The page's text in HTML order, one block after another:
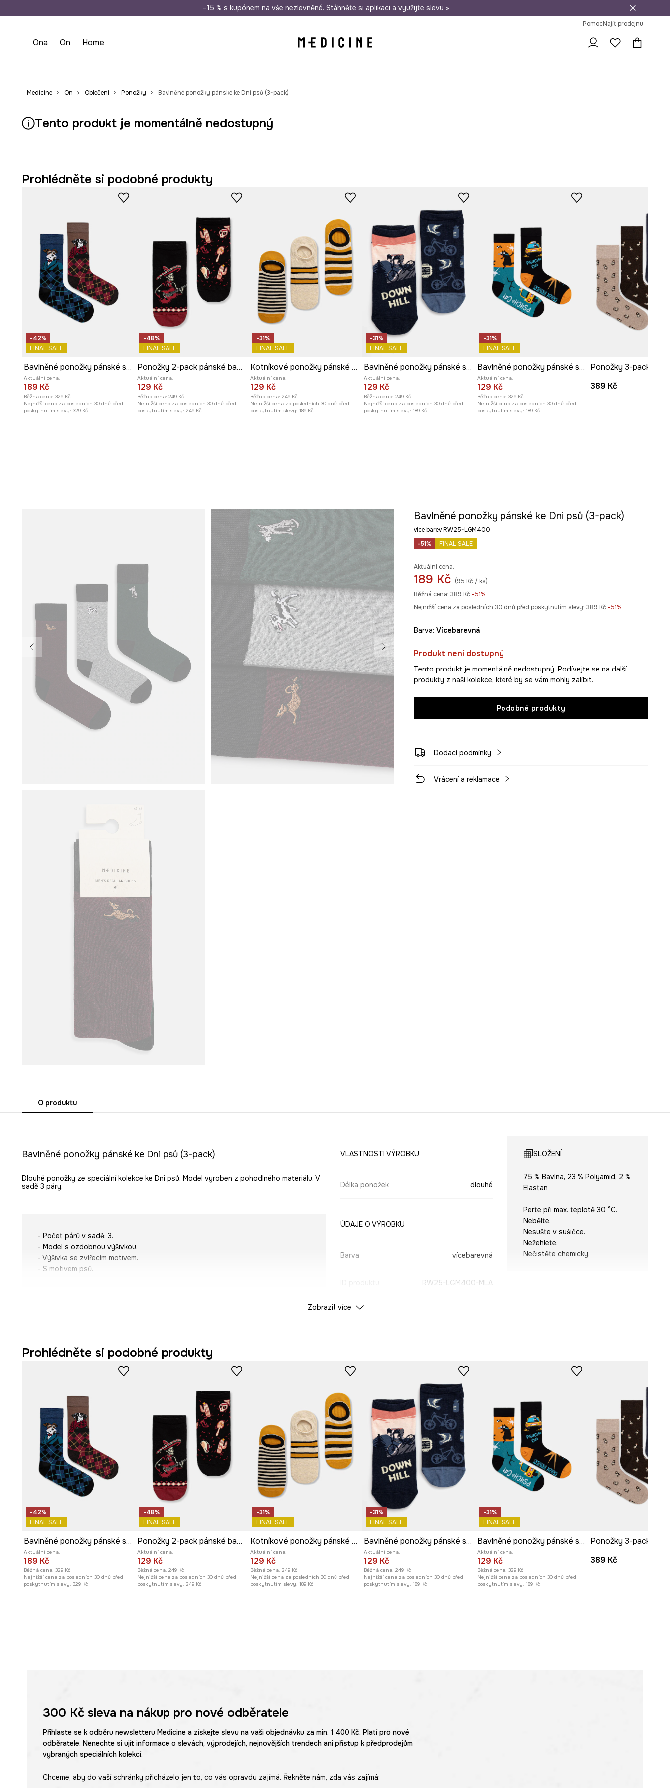
Doprava zdarma při nákupu nad 1 200 Kč Odeslání i do 24 hodin 30 dní na vrácení zboží
–15 % s kupónem na vše nezlevněné. Stáhněte si aplikaci a využijte slevu »
PomocNajít prodejnu
Ona On Home
Medicine On Oblečení Ponožky Bavlněné ponožky pánské ke Dni psů (3-pack)
Tento produkt je momentálně nedostupný
Prohlédněte si podobné produkty
-42%
FINAL SALE
Bavlněné ponožky pánské se vzorem psů (2-pack)
Aktuální cena:
189 Kč
Běžná cena: 329 Kč
Nejnižší cena za posledních 30 dnů před
poskytnutím slevy: 329 Kč
-48%
FINAL SALE
Ponožky 2-pack pánské bavlněné
Aktuální cena:
129 Kč
Běžná cena: 249 Kč
Nejnižší cena za posledních 30 dnů před
poskytnutím slevy: 249 Kč
-31%
FINAL SALE
Kotníkové ponožky pánské bavlněné pruhované 3-pack
Aktuální cena:
129 Kč
Běžná cena: 249 Kč
Nejnižší cena za posledních 30 dnů před
poskytnutím slevy: 189 Kč
-31%
FINAL SALE
Bavlněné ponožky pánské se vzorem (2-pack) více barev
Aktuální cena:
129 Kč
Běžná cena: 249 Kč
Nejnižší cena za posledních 30 dnů před
poskytnutím slevy: 189 Kč
-31%
FINAL SALE
Bavlněné ponožky pánské se vzorem kočiček (2-pack)
Aktuální cena:
129 Kč
Běžná cena: 329 Kč
Nejnižší cena za posledních 30 dnů před
poskytnutím slevy: 189 Kč
389 Kč
Bavlněné ponožky pánské ke Dni psů (3-pack)
více barev RW25-LGM400
-51%
FINAL SALE
Aktuální cena:
189 Kč (95 Kč / ks)
Běžná cena: 389 Kč -51%
Nejnižší cena za posledních 30 dnů před poskytnutím slevy: 389 Kč -51%
Barva: vícebarevná
Produkt není dostupný
Tento produkt je momentálně nedostupný. Podívejte se na další
produkty z naší kolekce, které by se vám mohly zalíbit.
Podobné produkty
Dodací podmínky
Vrácení a reklamace
O produktu
Bavlněné ponožky pánské ke Dni psů (3-pack)
Dlouhé ponožky ze speciální kolekce ke Dni psů. Model vyroben z pohodlného materiálu. V
sadě 3 páry.
- Počet párů v sadě: 3.
- Model s ozdobnou výšivkou.
- Výšivka se zvířecím motivem.
- S motivem psů.
VLASTNOSTI VÝROBKU
Délka ponožek dlouhé
ÚDAJE O VÝROBKU
Barva vícebarevná
RW25-LGM400-MLA
SLOŽENÍ
75 % Bavlna, 23 % Polyamid, 2 %
Elastan
Perte při max. teplotě 30 °C.
Nebělte.
Nesušte v sušičce.
Nežehlete.
Nečistěte chemicky.
Zobrazit více
Prohlédněte si podobné produkty
-42%
FINAL SALE
Bavlněné ponožky pánské se vzorem psů (2-pack)
Aktuální cena:
189 Kč
Běžná cena: 329 Kč
Nejnižší cena za posledních 30 dnů před
poskytnutím slevy: 329 Kč
-48%
FINAL SALE
Ponožky 2-pack pánské bavlněné
Aktuální cena:
129 Kč
Běžná cena: 249 Kč
Nejnižší cena za posledních 30 dnů před
poskytnutím slevy: 249 Kč
-31%
FINAL SALE
Kotníkové ponožky pánské bavlněné pruhované 3-pack
Aktuální cena:
129 Kč
Běžná cena: 249 Kč
Nejnižší cena za posledních 30 dnů před
poskytnutím slevy: 189 Kč
-31%
FINAL SALE
Bavlněné ponožky pánské se vzorem (2-pack) více barev
Aktuální cena:
129 Kč
Běžná cena: 249 Kč
Nejnižší cena za posledních 30 dnů před
poskytnutím slevy: 189 Kč
-31%
FINAL SALE
Bavlněné ponožky pánské se vzorem kočiček (2-pack)
Aktuální cena:
129 Kč
Běžná cena: 329 Kč
Nejnižší cena za posledních 30 dnů před
poskytnutím slevy: 189 Kč
389 Kč
300 Kčsleva na nákup pro nové odběratele
Přihlaste se k odběru newsletteru Medicine a získejte slevu na vaši objednávku za min. 1 400 Kč. Platí pro nové
odběratele. Nenechte si ujít informace o slevách, výprodejích, nejnovějších trendech ani přístup k předprodejům
vybraných speciálních kolekcí.
Chceme, aby do vaší schránky přicházelo jen to, co vás opravdu zajímá. Řekněte nám, zda vás zajímá: